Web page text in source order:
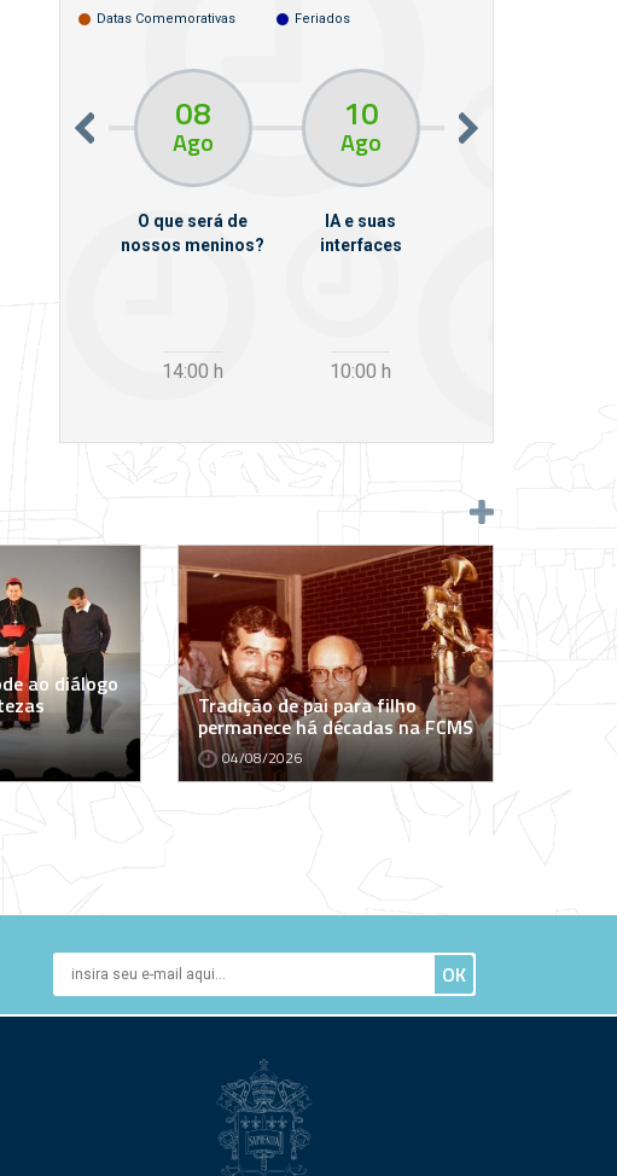
Datas Comemorativas
Feriados
08
Ago
O que será de
nossos meninos?
14:00 h
10
Ago
IA e suas
interfaces
10:00 h
ao diálogo
Tradição de pai para filho
permanece há décadas na FCMS
04/08/2026